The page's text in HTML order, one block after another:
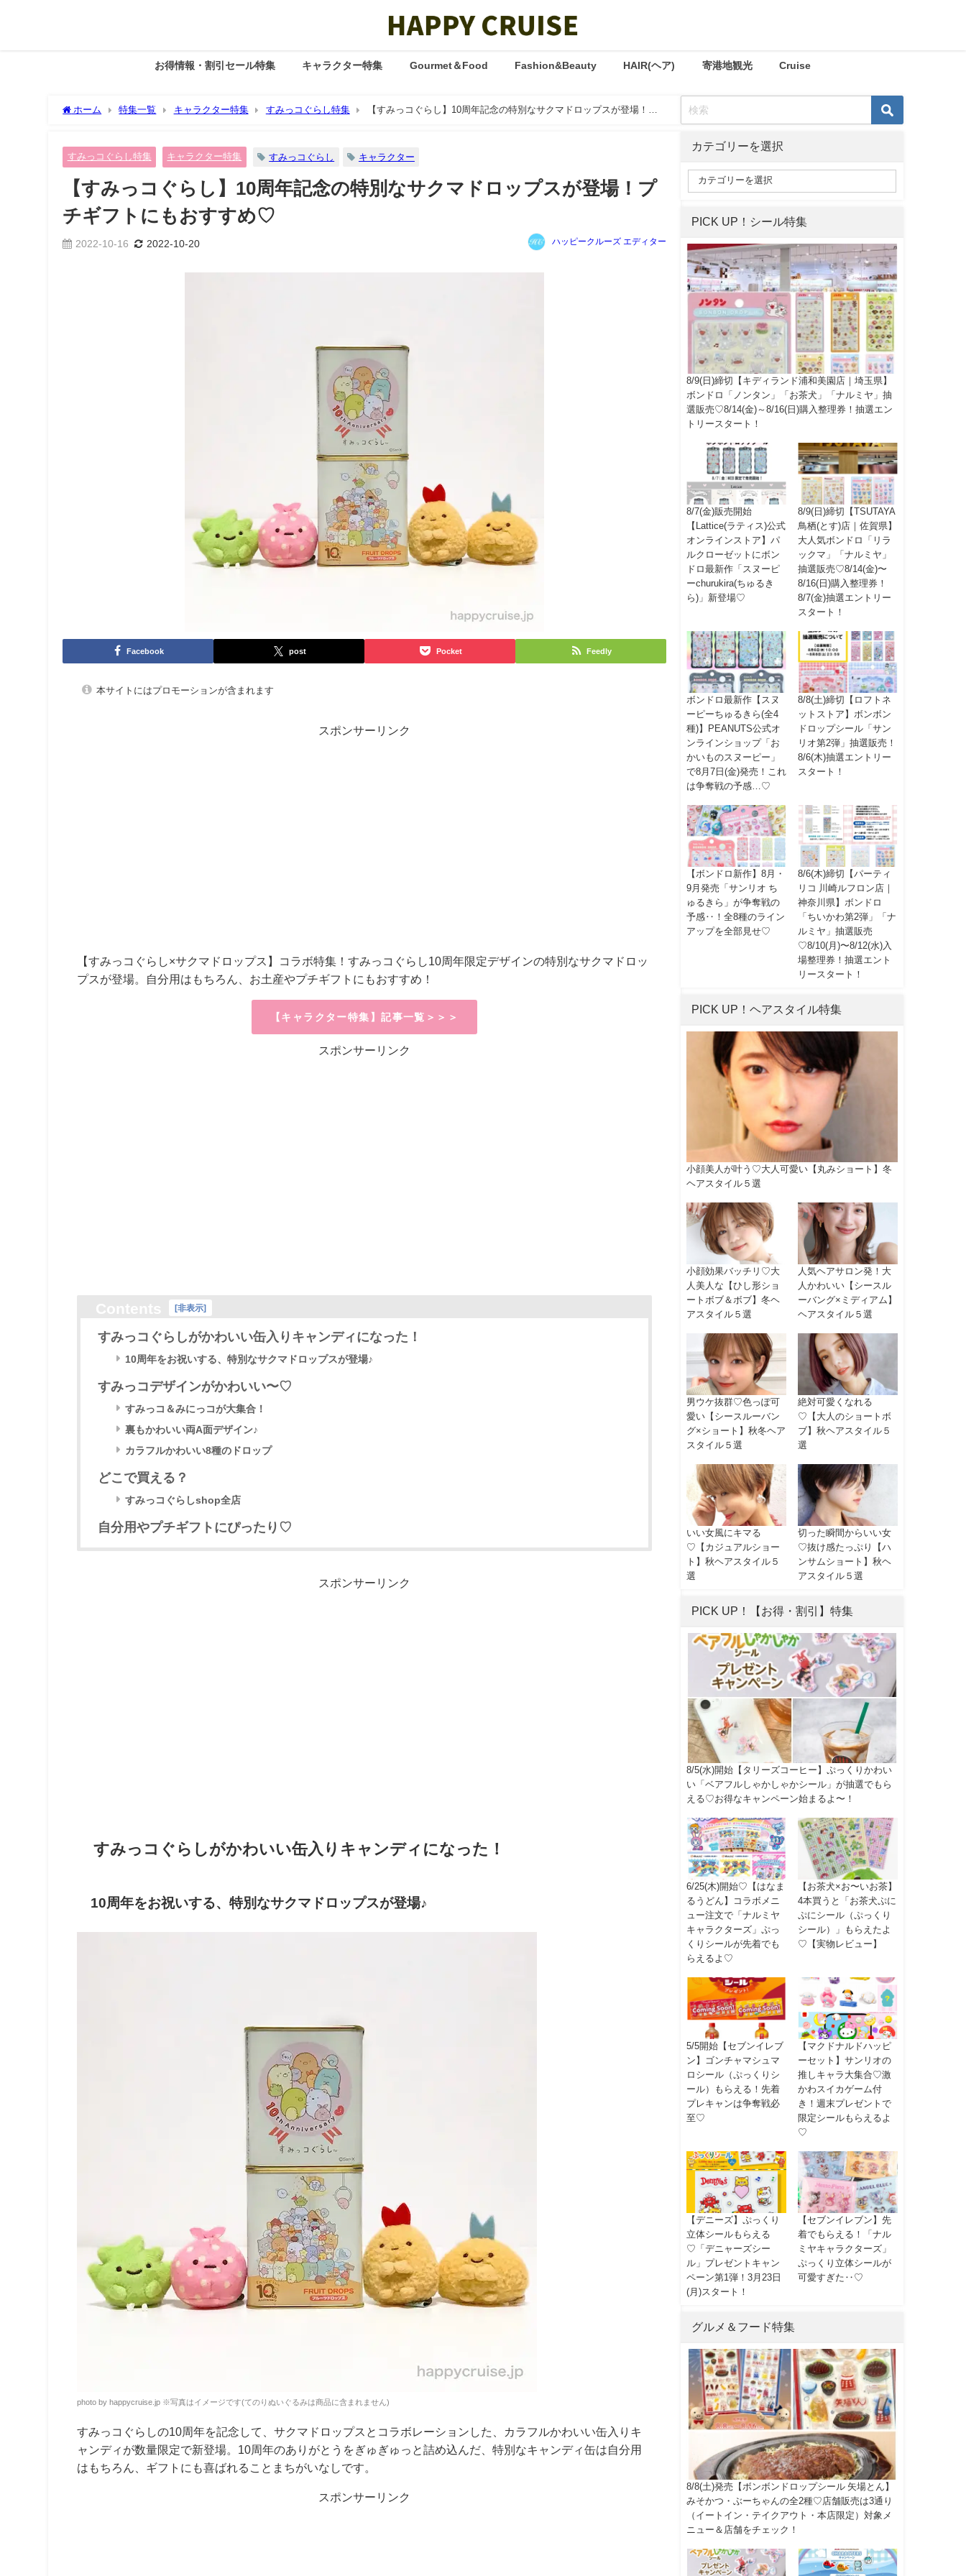
お得情報・割引セール特集 キャラクター特集 Gourmet＆Food Fashion&Beauty HAIR(ヘア) 寄港地観光 Cruise
ホーム 特集一覧 キャラクター特集 すみっコぐらし特集
【すみっコぐらし】10周年記念の特別なサクマドロップスが登場！プ
すみっコぐらし特集 キャラクター特集 すみっコぐらし キャラクター
【すみっコぐらし】10周年記念の特別なサクマドロップスが登場！プ
チギフトにもおすすめ♡
2022-10-16 2022-10-20 ハッピークルーズ エディター
Facebook post Pocket Feedly
本サイトにはプロモーションが含まれます
スポンサーリンク
【すみっコぐらし×サクマドロップス】コラボ特集！すみっコぐらし10周年限定デザインの特別なサクマドロッ
プスが登場。自分用はもちろん、お土産やプチギフトにもおすすめ！
【キャラクター特集】記事一覧＞＞＞
スポンサーリンク
[非表示]
すみっコぐらしがかわいい缶入りキャンディになった！
10周年をお祝いする、特別なサクマドロップスが登場♪
すみっコデザインがかわいい〜♡
すみっコ＆みにっコが大集合！
裏もかわいい両A面デザイン♪
カラフルかわいい8種のドロップ
どこで買える？
すみっコぐらしshop全店
自分用やプチギフトにぴったり♡
スポンサーリンク
すみっコぐらしがかわいい缶入りキャンディになった！
10周年をお祝いする、特別なサクマドロップスが登場♪
photo by happycruise.jp ※写真はイメージです(てのりぬいぐるみは商品に含まれません)
すみっコぐらしの10周年を記念して、サクマドロップスとコラボレーションした、カラフルかわいい缶入りキ
ャンディが数量限定で新登場。10周年のありがとうをぎゅぎゅっと詰め込んだ、特別なキャンディ缶は自分用
はもちろん、ギフトにも喜ばれることまちがいなしです。
スポンサーリンク
カテゴリーを選択
PICK UP！シール特集
8/9(日)締切【キディランド浦和美園店｜埼玉県】
ボンドロ「ノンタン」「お茶犬」「ナルミヤ」抽
選販売♡8/14(金)～8/16(日)購入整理券！抽選エン
トリースタート！
8/7(金)販売開始
【Lattice(ラティス)公式
オンラインストア】パ
ルクローゼットにボン
ドロ最新作「スヌーピ
ーchurukira(ちゅるき
ら)」新登場♡
8/9(日)締切【TSUTAYA
鳥栖(とす)店｜佐賀県】
大人気ボンドロ「リラ
ックマ」「ナルミヤ」
抽選販売♡8/14(金)〜
8/16(日)購入整理券！
8/7(金)抽選エントリー
スタート！
ボンドロ最新作【スヌ
ーピーちゅるきら(全4
種)】PEANUTS公式オ
ンラインショップ「お
かいものスヌーピー」
で8月7日(金)発売！これ
は争奪戦の予感…♡
8/8(土)締切【ロフトネ
ットストア】ボンボン
ドロップシール「サン
リオ第2弾」抽選販売！
8/6(木)抽選エントリー
スタート！
【ボンドロ新作】8月・
9月発売「サンリオ ち
ゅるきら」が争奪戦の
予感‥！全8種のライン
アップを全部見せ♡
8/6(木)締切【パーティ
リコ 川崎ルフロン店｜
神奈川県】ボンドロ
「ちいかわ第2弾」「ナ
ルミヤ」抽選販売
♡8/10(月)〜8/12(水)入
場整理券！抽選エント
リースタート！
PICK UP！ヘアスタイル特集
小顔美人が叶う♡大人可愛い【丸みショート】冬
ヘアスタイル５選
小顔効果バッチリ♡大
人美人な【ひし形ショ
ートボブ＆ボブ】冬ヘ
アスタイル５選
人気ヘアサロン発！大
人かわいい【シースル
ーバング×ミディアム】
ヘアスタイル５選
男ウケ抜群♡色っぽ可
愛い【シースルーバン
グ×ショート】秋冬ヘア
スタイル５選
絶対可愛くなれる
♡【大人のショートボ
ブ】秋ヘアスタイル５
選
いい女風にキマる
♡【カジュアルショー
ト】秋ヘアスタイル５
選
切った瞬間からいい女
♡抜け感たっぷり【ハ
ンサムショート】秋ヘ
アスタイル５選
PICK UP！【お得・割引】特集
8/5(水)開始【タリーズコーヒー】ぷっくりかわい
い「ベアフルしゃかしゃかシール」が抽選でもら
える♡お得なキャンペーン始まるよ〜！
6/25(木)開始♡【はなま
るうどん】コラボメニ
ュー注文で「ナルミヤ
キャラクターズ」ぷっ
くりシールが先着でも
らえるよ♡
【お茶犬×お〜いお茶】
4本買うと「お茶犬ぷに
ぷにシール（ぷっくり
シール）」もらえたよ
♡【実物レビュー】
5/5開始【セブンイレブ
ン】ゴンチャマシュマ
ロシール（ぷっくりシ
ール）もらえる！先着
プレキャンは争奪戦必
至♡
【マクドナルドハッピ
ーセット】サンリオの
推しキャラ大集合♡激
かわスイカゲーム付
き！週末プレゼントで
限定シールもらえるよ
♡
【デニーズ】ぷっくり
立体シールもらえる
♡「デニャーズシー
ル」プレゼントキャン
ペーン第1弾！3月23日
(月)スタート！
【セブンイレブン】先
着でもらえる！「ナル
ミヤキャラクターズ」
ぷっくり立体シールが
可愛すぎた‥♡
グルメ＆フード特集
8/8(土)発売【ボンボンドロップシール 矢場とん】
みそかつ・ぶーちゃんの全2種♡店舗販売は3通り
（イートイン・テイクアウト・本店限定）対象メ
ニュー＆店舗をチェック！